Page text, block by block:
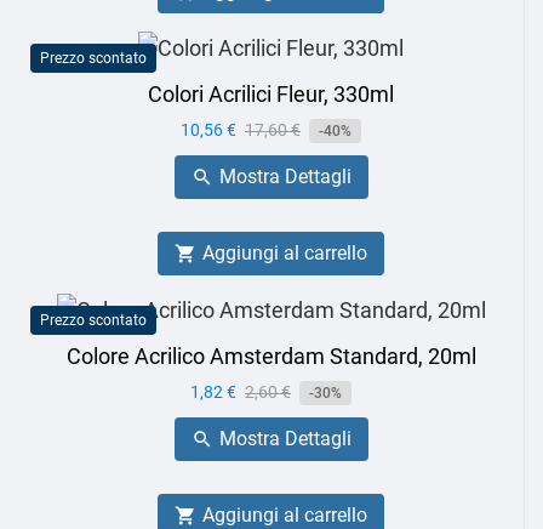
Prezzo scontato
Colori Acrilici Fleur, 330ml
Prezzo
10,56 € Prezzo
base
17,60 € -40%
 Mostra Dettagli
 Aggiungi al carrello
Prezzo scontato
Colore Acrilico Amsterdam Standard, 20ml
Prezzo
1,82 € Prezzo
base
2,60 € -30%
 Mostra Dettagli
 Aggiungi al carrello